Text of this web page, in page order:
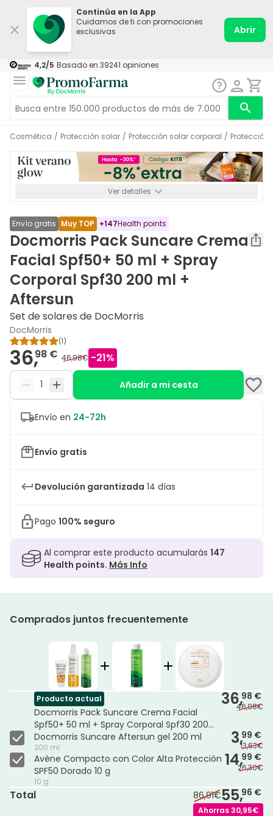
Continúa en la App
Cuidamos de ti con promociones
exclusivas
Abrir
4,2/5 Basado en 39241 opiniones
Cosmética / Protección solar / Protección solar corporal /
Ver detalles
acumulable.
Envío gratis Muy TOP +147Health points
Docmorris Pack Suncare Crema
Facial Spf50+ 50 ml + Spray
Corporal Spf30 200 ml +
Aftersun
Set de solares de DocMorris
DocMorris
(1)
36,98 € 46,98€ -21%
Añadir a mi cesta
Envío en 24-72h
Envío gratis
Devolución garantizada 14 días
Pago 100% seguro
Al comprar este producto acumularás 147
Health points. Más Info
Comprados juntos frecuentemente
Producto actual
Docmorris Pack Suncare Crema Facial
Spf50+ 50 ml + Spray Corporal Spf30 200
ml + Aftersun
36,98 €
46,98€
Docmorris Suncare Aftersun gel 200 ml
200 ml 3,99 €
13,63€
Avène Compacto con Color Alta Protección
SPF50 Dorado 10 g
10 g
14,99 €
26,30€
Total 86,91€55,96 €
Ahorras30,95€